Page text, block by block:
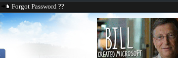
Forgot Password ??